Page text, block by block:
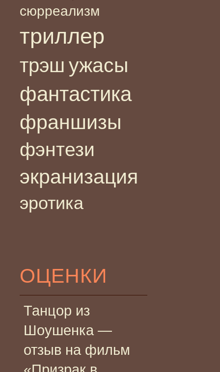
сюрреализм
триллер
трэш ужасы
фантастика
франшизы
фэнтези
экранизация
эротика
ОЦЕНКИ
Танцор из
Шоушенка —
отзыв на фильм